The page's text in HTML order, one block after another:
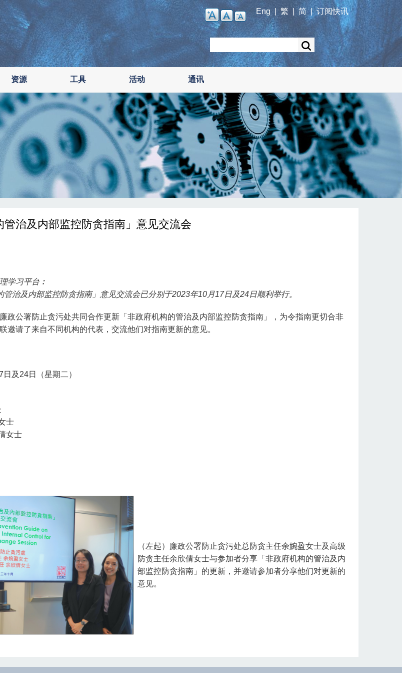
Eng 繁 简| 订阅快讯
资源 工具 活动 通讯
管治及内部监控防贪指南」意见交流会
学习平台︰
管治及内部监控防贪指南」意见交流会已分别于2023年10月17日及24日顺利举行。
政公署防止贪污处共同合作更新「非政府机构的管治及内部监控防贪指南」，为令指南更切合非
邀请了来自不同机构的代表，交流他们对指南更新的意见。
日及24日（星期二）
士
女士
（左起）廉政公署防止贪污处总防贪主任余婉盈女士及高级
防贪主任余欣倩女士与参加者分享「非政府机构的管治及内
部监控防贪指南」的更新，并邀请参加者分享他们对更新的
意见。